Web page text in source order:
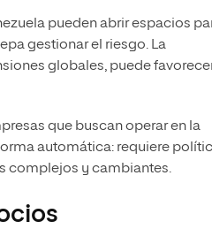
pueden abrir espacios
gestionar el riesgo. La
globales, puede
que buscan operar en la
automática: requiere
complejos y cambiantes.